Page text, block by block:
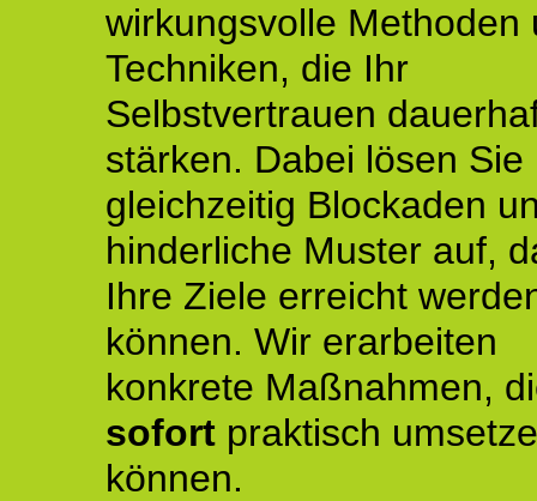
wirkungsvolle Methoden
Techniken, die Ihr
Selbstvertrauen
stärken. Dabei lösen Sie
gleichzeitig Blockaden
hinderliche Muster auf,
Ihre Ziele erreicht
können. Wir erarbeiten
konkrete Maßnahmen,
sofort praktisch
können.